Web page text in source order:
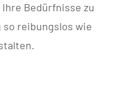
Bedürfnisse zu
so reibungslos wie